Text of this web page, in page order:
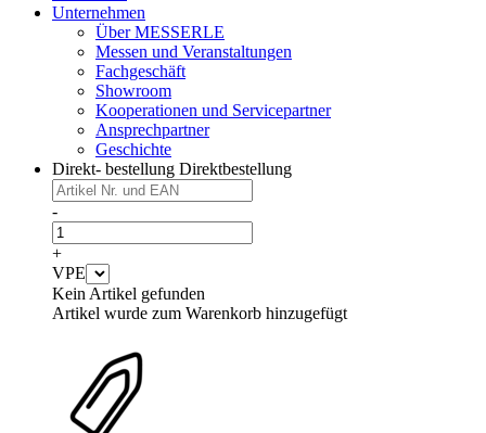
Unternehmen
Über MESSERLE
Messen und Veranstaltungen
Fachgeschäft
Showroom
Kooperationen und Servicepartner
Ansprechpartner
Geschichte
Direkt- bestellung Direktbestellung
-
+
VPE
Kein Artikel gefunden
Artikel wurde zum Warenkorb hinzugefügt